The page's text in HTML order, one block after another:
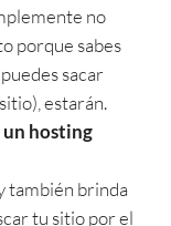
no
porque sabes
sacar
estarán.
hosting
también brinda
tu sitio por el